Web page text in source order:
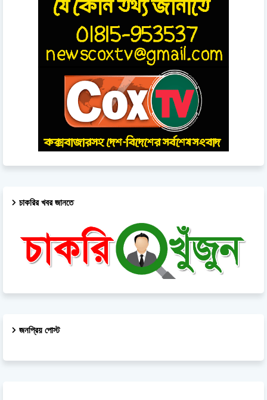
চাকরির খবর জানতে
জনপ্রিয় পোস্ট